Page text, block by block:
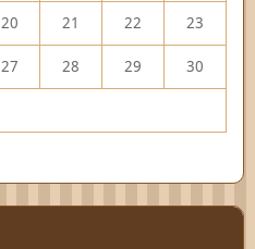
20 21 22 23
27 28 29 30